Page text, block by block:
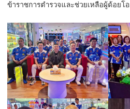
ข้าราชการตำรวจและช่วยเหลือผู้ด้อยโ